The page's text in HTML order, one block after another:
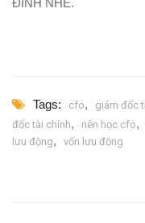
ĐÌNH NHÉ.
Tags: cfo, giám đốc
đốc tài chính, nên học cfo,
lưu động, vốn lưu động